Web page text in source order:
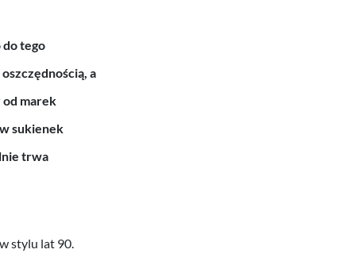
tego
a
od marek
sukienek
trwa
stylu lat 90.